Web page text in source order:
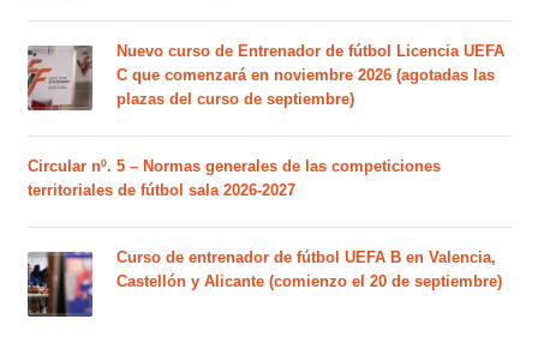
Nuevo curso de Entrenador de fútbol Licencia UEFA
C que comenzará en noviembre 2026 (agotadas las
plazas del curso de septiembre)
Circular nº. 5 – Normas generales de las competiciones
territoriales de fútbol sala 2026-2027
Curso de entrenador de fútbol UEFA B en Valencia,
Castellón y Alicante (comienzo el 20 de septiembre)